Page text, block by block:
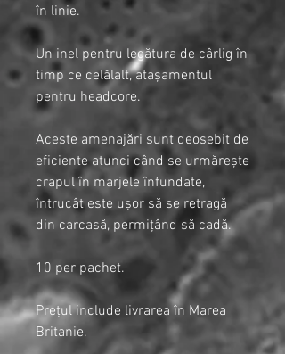
în linie.
Un inel pentru legătura de cârlig în
timp ce celălalt, atașamentul
pentru headcore.
Aceste amenajări sunt deosebit de
eficiente atunci când se urmărește
crapul în marjele înfundate,
întrucât este ușor să se retragă
din carcasă, permițând să cadă.
10 per pachet.
Prețul include livrarea în Marea
Britanie.